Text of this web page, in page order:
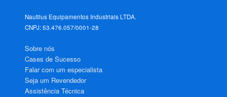
Nautilus Equipamentos Industriais LTDA.
CNPJ: 53.476.057/0001-28
Sobre nós
Cases de Sucesso
Falar com um especialista
Seja um Revendedor
Assistência Técnica